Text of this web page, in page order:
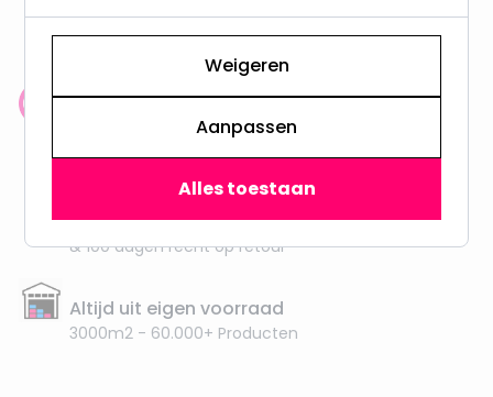
meer dan 100.000 klanten gingen u voor
Gratis verzending + snel geleverd
Vanaf EUR100,- naar NL & BE
& 100 dagen recht op retour
Altijd uit eigen voorraad
3000m2 - 60.000+ Producten
Weigeren
Aanpassen
Alles toestaan